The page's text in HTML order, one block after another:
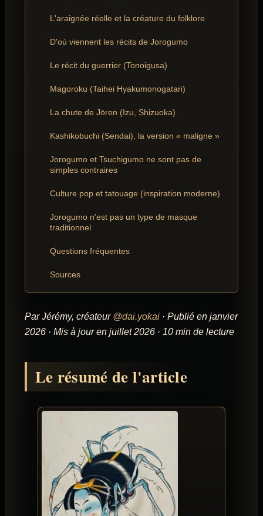
L'araignée réelle et la créature du folklore
D'où viennent les récits de Jorogumo
Le récit du guerrier (Tonoigusa)
Magoroku (Taihei Hyakumonogatari)
La chute de Jōren (Izu, Shizuoka)
Kashikobuchi (Sendai), la version « maligne »
Jorogumo et Tsuchigumo ne sont pas de
simples contraires
Culture pop et tatouage (inspiration moderne)
Jorogumo n'est pas un type de masque
traditionnel
Questions fréquentes
Sources
Par Jérémy, créateur @dai.yokai · Publié en janvier
2026 · Mis à jour en juillet 2026 · 10 min de lecture
Le résumé de l'article